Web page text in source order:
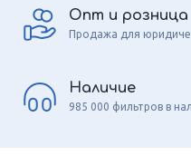
Опт и розница
Продажа для
Наличие
985 000 фильтров в